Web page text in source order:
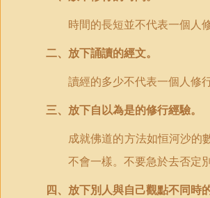
時間的長短並不代表一個人
二、放下誦讀的經文。
讀經的多少不代表一個人修
三、放下自以為是的修行經驗。
成就佛道的方法如恒河沙的
不會一樣。不要急於去否定
四、放下別人與自己觀點不同時